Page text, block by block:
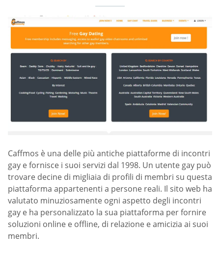
Caffmos è una delle più antiche piattaforme di incontri
gay e fornisce i suoi servizi dal 1998. Un utente gay può
trovare decine di migliaia di profili di membri su questa
piattaforma appartenenti a persone reali. Il sito web ha
valutato minuziosamente ogni aspetto degli incontri
gay e ha personalizzato la sua piattaforma per fornire
soluzioni online e offline, di relazione e amicizia ai suoi
membri.